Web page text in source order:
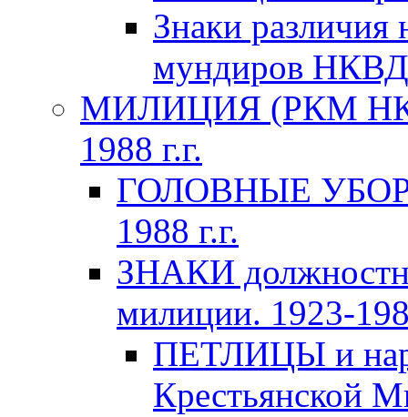
Знаки различия
мундиров
МИЛИЦИЯ (РКМ
1988 г.г.
ГОЛОВНЫЕ УБОРЫ
1988 г.г.
ЗНАКИ
милиции. 1923-
ПЕТЛИЦЫ и
Крестьянской